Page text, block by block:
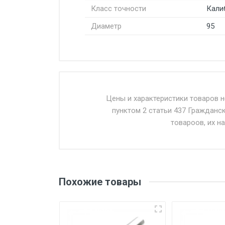
Класс точности
Диаметр
95
Доставка осуществляется
Въезд на ТТК и Садовое
уплаты понесенных расходов.
Самовывоз со склада г.
Цены и характеристики товаров
пунктом 2 статьи 437
товароов, их
Похожие товары